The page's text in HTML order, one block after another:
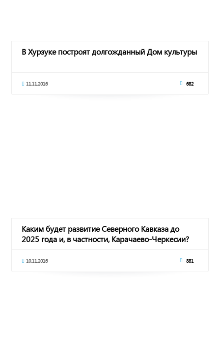
В Хурзуке построят долгожданный Дом культуры
11.11.2016 682
Каким будет развитие Северного Кавказа до
2025 года и, в частности, Карачаево-Черкесии?
региона вопросов с Александром Хлопониным
10.11.2016 881